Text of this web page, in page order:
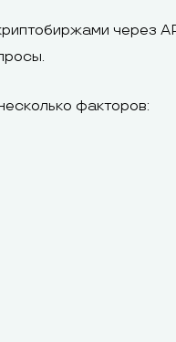
через
факторов: